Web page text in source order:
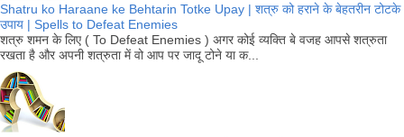
Shatru ko Haraane ke Behtarin Totke Upay | शत्रु को हराने के बेहतरीन टोटके
उपाय | Spells to Defeat Enemies
शत्रु शमन के लिए ( To Defeat Enemies ) अगर कोई व्यक्ति बे वजह आपसे शत्रुता
रखता है और अपनी शत्रुता में वो आप पर जादू टोने या क...